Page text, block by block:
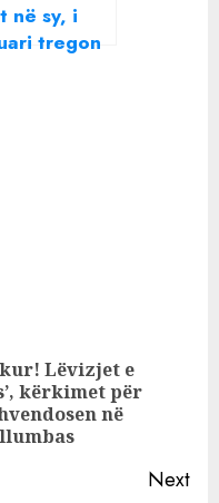
në sy, i
tregon
Lëvizjet e
kërkimet për
në
Next